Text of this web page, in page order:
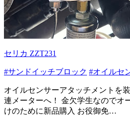
セリカ ZZT231
#サンドイッチブロック #オイルセ
オイルセンサーアタッチメントを
連メーターへ！ 金欠学生なので
けのために新品購入 お役御免…